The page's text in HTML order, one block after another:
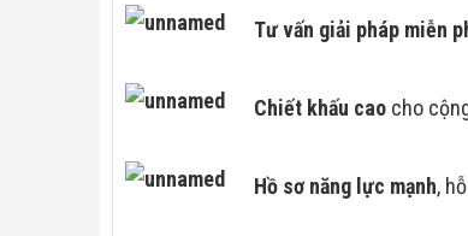
Tư vấn giải pháp miễn
Chiết khấu cao cho
Hồ sơ năng lực mạnh,